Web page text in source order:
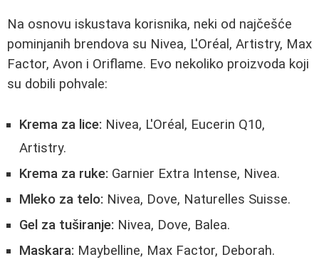
Na osnovu iskustava korisnika, neki od najčešće
pominjanih brendova su Nivea, L'Oréal, Artistry, Max
Factor, Avon i Oriflame. Evo nekoliko proizvoda koji
su dobili pohvale:
Krema za lice: Nivea, L'Oréal, Eucerin Q10,
Artistry.
Krema za ruke: Garnier Extra Intense, Nivea.
Mleko za telo: Nivea, Dove, Naturelles Suisse.
Gel za tuširanje: Nivea, Dove, Balea.
Maskara: Maybelline, Max Factor, Deborah.